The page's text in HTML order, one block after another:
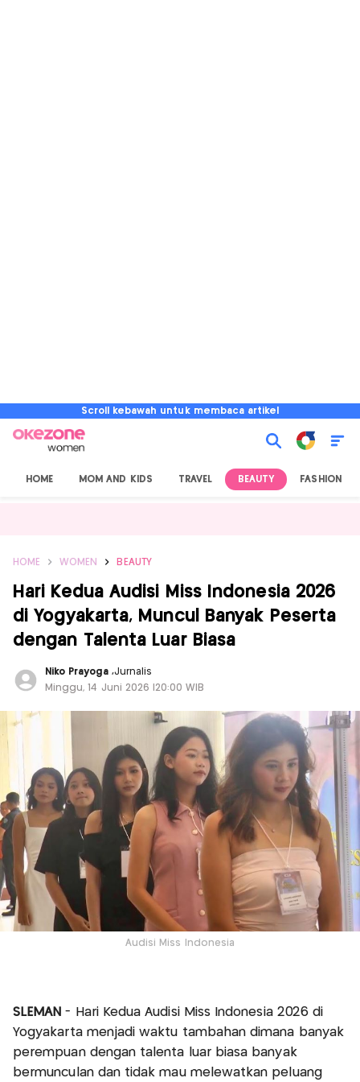
Scroll kebawah untuk membaca artikel
HOME MOM AND KIDS TRAVEL BEAUTY FASHION
HOME WOMEN BEAUTY
Hari Kedua Audisi Miss Indonesia 2026
di Yogyakarta, Muncul Banyak Peserta
dengan Talenta Luar Biasa
Niko Prayoga ,Jurnalis
Minggu, 14 Juni 2026 |20:00 WIB
Audisi Miss Indonesia
SLEMAN - Hari Kedua Audisi Miss Indonesia 2026 di
Yogyakarta menjadi waktu tambahan dimana banyak
perempuan dengan talenta luar biasa banyak
bermunculan dan tidak mau melewatkan peluang